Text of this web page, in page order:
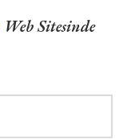
Web Sitesinde